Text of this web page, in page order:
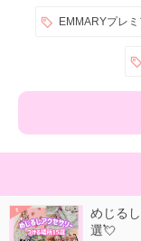
EMMARYプレ
めじる
選💘